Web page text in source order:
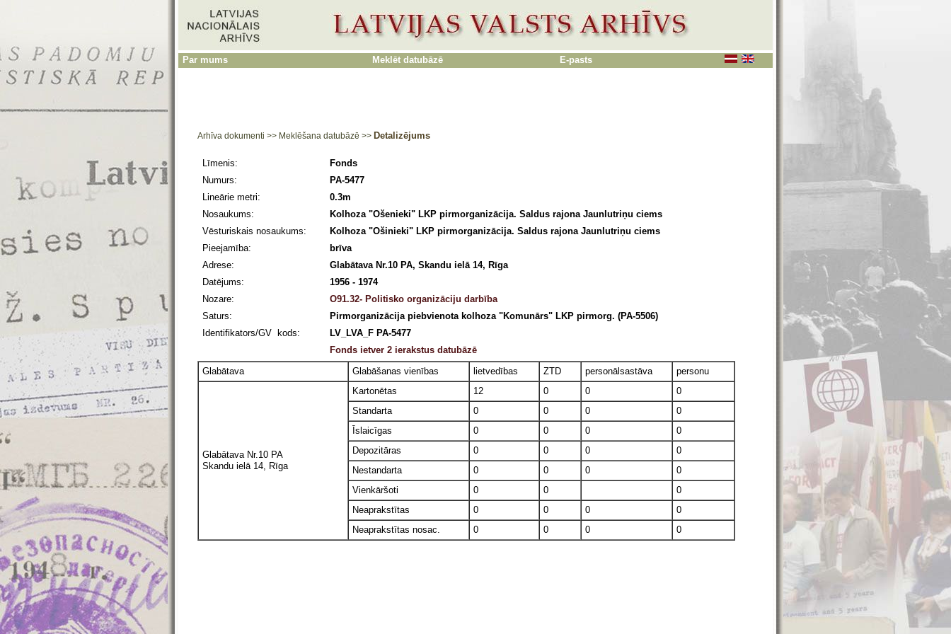
Par mums Meklēt datubāzē E-pasts
Arhīva dokumenti >> Meklēšana datubāzē >> Detalizējums
Līmenis:
Fonds
Numurs:
PA-5477
Lineārie metri:
0.3m
Nosaukums:
Kolhoza "Ošenieki" LKP pirmorganizācija. Saldus rajona Jaunlutriņu ciems
Vēsturiskais nosaukums:
Kolhoza "Ošinieki" LKP pirmorganizācija. Saldus rajona Jaunlutriņu ciems
Pieejamība:
brīva
Adrese:
Glabātava Nr.10 PA, Skandu ielā 14, Rīga
Datējums:
1956 - 1974
Nozare:
O91.32- Politisko organizāciju darbība
Saturs:
Pirmorganizācija piebvienota kolhoza "Komunārs" LKP pirmorg. (PA-5506)
Identifikators/GV kods:
LV_LVA_F PA-5477
Fonds ietver 2 ierakstus datubāzē
Glabātava
Glabāšanas vienības lietvedības ZTD personālsastāva personu
Glabātava Nr.10 PA
Skandu ielā 14, Rīga
Kartonētas 12 0 0
0
Standarta
0 0 0
0
Īslaicīgas
0 0 0
0
Depozitāras
0 0 0
0
Nestandarta
0 0 0
0
Vienkāršoti
0 0
0
Neaprakstītas
0 0 0
0
Neaprakstītas nosac.
0 0 0 0